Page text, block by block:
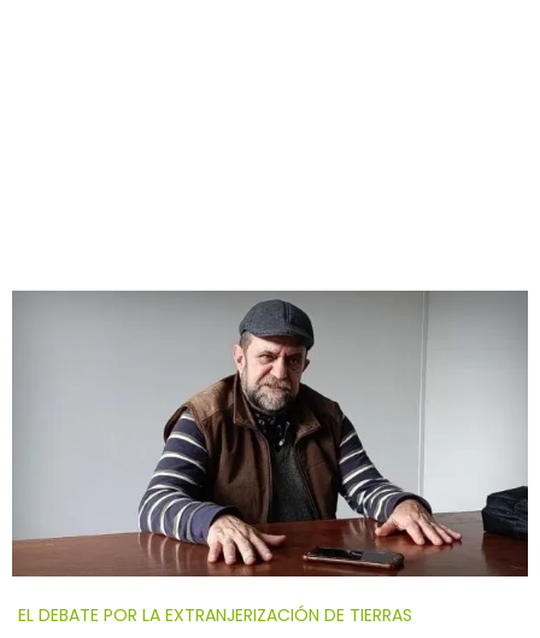
EL DEBATE POR LA EXTRANJERIZACIÓN DE TIERRAS